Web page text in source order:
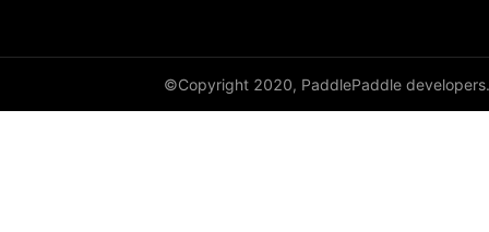
©Copyright 2020, PaddlePaddle developers.